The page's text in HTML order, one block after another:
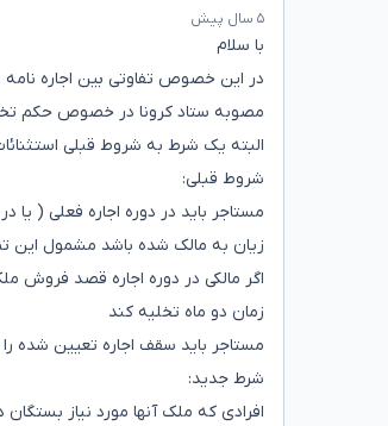
۵ سال پیش
با سلام
در این خصوص تفاوتی بین اجاره نامه
مصوبه ستاد کرونا در خصوص حکم تخلیه برای مستاجرین در سال
البته یک شرط به شروط قبلی
شروط قبلی:
مستاجر باید در دوره اجاره فعلی (
زیان به مالک شده باشد مشمول این
اگر مالکی در دوره اجاره قصد فروش
زمان دو ماه تخلیه کند
مستاجر باید سقف اجاره تعیین شده
شرط جدید:
افرادی که ملک آنها مورد نیاز